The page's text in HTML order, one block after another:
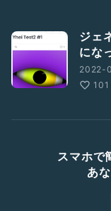
ジェ
にな
2022-
101
スマホで
あ